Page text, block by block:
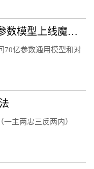
阿里云通义千问开源！70亿参数模型上线魔搭社区，免费可商用
70亿参数通用模型和对
主两忠三反两内）